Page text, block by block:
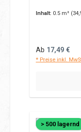
Inhalt: 0.5 m²
Regulärer Preis:
Ab 17,49 €
* Preise inkl.
> 500 lagernd